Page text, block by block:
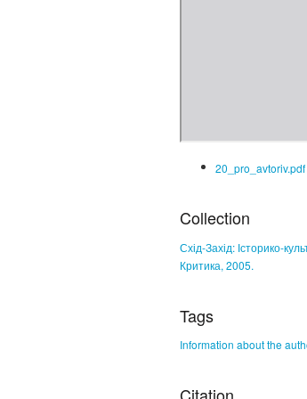
20_pro_avtoriv.pdf
Collection
Схід-Захід: Історико-
Критика, 2005.
Tags
Information about the